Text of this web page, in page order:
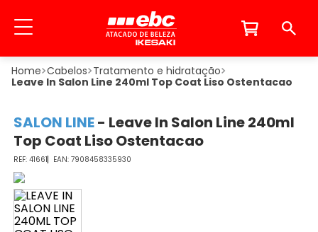
Cabelos Tratamento e hidratação
Leave In Salon Line 240ml Top Coat Liso Ostentacao
SALON LINE- Leave In Salon Line 240ml
Top Coat Liso Ostentacao
41661 7908458335930